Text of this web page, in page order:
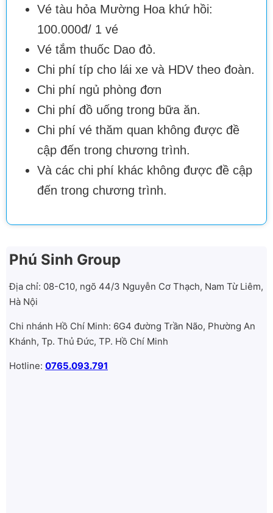
Vé tàu hỏa Mường Hoa khứ hồi:
100.000đ/ 1 vé
Vé tắm thuốc Dao đỏ.
Chi phí típ cho lái xe và HDV theo đoàn.
Chi phí ngủ phòng đơn
Chi phí đồ uống trong bữa ăn.
Chi phí vé thăm quan không được đề
cập đến trong chương trình.
Và các chi phí khác không được đề cập
đến trong chương trình.
Phú Sinh Group
Địa chỉ: 08-C10, ngõ 44/3 Nguyễn Cơ Thạch, Nam Từ Liêm,
Hà Nội
Chi nhánh Hồ Chí Minh: 6G4 đường Trần Não, Phường An
Khánh, Tp. Thủ Đức, TP. Hồ Chí Minh
Hotline: 0765.093.791